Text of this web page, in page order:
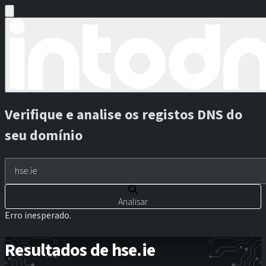
Verifique e analise os registos DNS do
seu domínio
Analisar
Erro inesperado.
Resultados de hse.ie